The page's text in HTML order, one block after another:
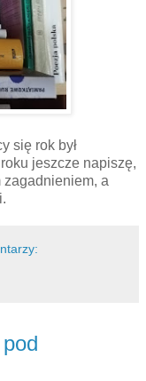
się rok był
jeszcze napiszę,
zagadnieniem, a